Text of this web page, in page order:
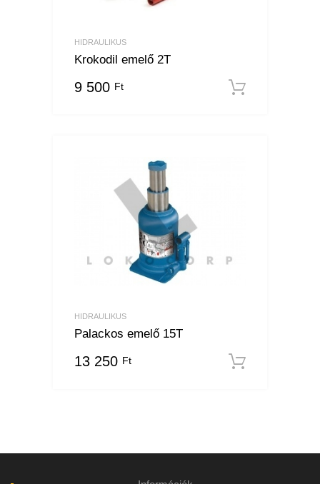
HIDRAULIKUS
Krokodil emelő 2T
9 500 Ft
HIDRAULIKUS
Palackos emelő 15T
13 250 Ft